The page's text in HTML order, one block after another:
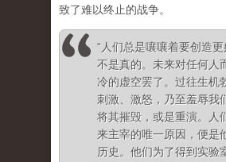
致了难以终止的战争。
“人们总是嚷嚷着要创造
不是真的。未来对任何人
冷的虚空罢了。过往生机
刺激、激怒，乃至羞辱我
将其摧毁，或是重演。人
来主宰的唯一原因，便是
历史。他们为了得到实验